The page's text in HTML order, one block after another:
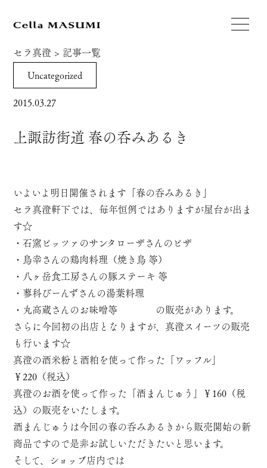
セラ真澄 > 記事一覧
Uncategorized
2015.03.27
上諏訪街道 春の呑みあるき
いよいよ明日開催されます「春の呑みあるき」
セラ真澄軒下では、毎年恒例ではありますが屋台が出ま
す☆
・石窯ピッツァのサンタローザさんのピザ
・鳥幸さんの鶏肉料理（焼き鳥 等）
・八ヶ岳食工房さんの豚ステーキ 等
・蓼科びーんずさんの湯葉料理
・丸高蔵さんのお味噌等 の販売があります。
さらに今回初の出店となりますが、真澄スイーツの販売
も行います☆
真澄の酒米粉と酒粕を使って作った「ワッフル」
￥220（税込）
真澄のお酒を使って作った「酒まんじゅう」￥160（税
込）の販売をいたします。
酒まんじゅうは今回の春の呑みあるきから販売開始の新
商品ですので是非お試しいただきたいと思います。
そして、ショップ店内では